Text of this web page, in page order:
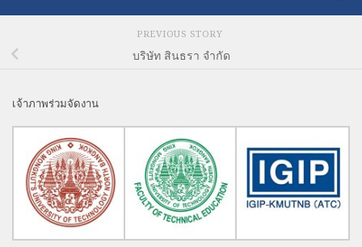
PREVIOUS STORY
บริษัท สินธรา จำกัด
เจ้าภาพร่วมจัดงาน